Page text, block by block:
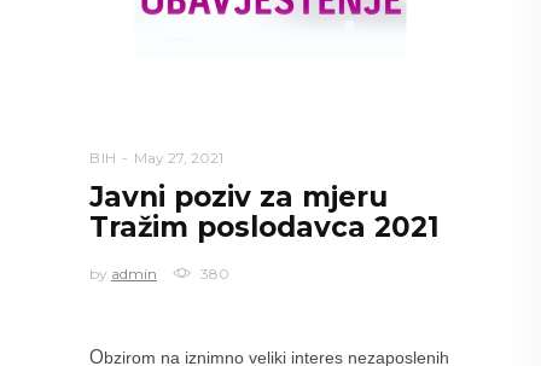
BIH May 27, 2021
Javni poziv za mjeru
Tražim poslodavca 2021
by admin 380
Obzirom na iznimno veliki interes nezaposlenih